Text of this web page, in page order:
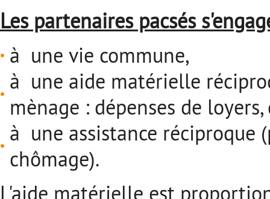
Les partenaires pacsés
à une vie commune,
à une aide matérielle
mènage : dépenses de
à une assistance réciproque
chômage).
L'aide matérielle est